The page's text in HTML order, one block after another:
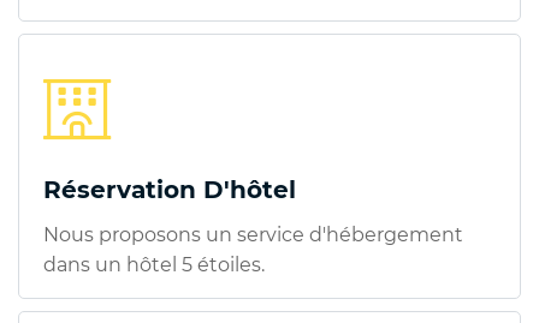
Réservation D'hôtel
Nous proposons un service d'hébergement
dans un hôtel 5 étoiles.